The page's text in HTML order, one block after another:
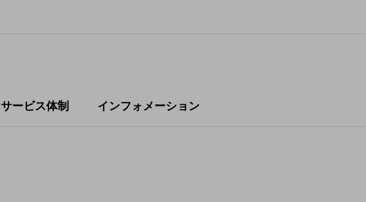
サービス体制 インフォメーション